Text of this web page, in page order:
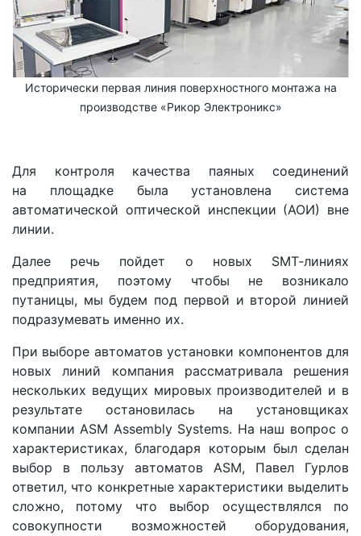
Исторически первая линия поверхностного монтажа на
производстве «Рикор Электроникс»
Для контроля качества паяных соединений
на площадке была установлена система
автоматической оптической инспекции (АОИ) вне
линии.
Далее речь пойдет о новых SMT‑линиях
предприятия, поэтому чтобы не возникало
путаницы, мы будем под первой и второй линией
подразумевать именно их.
При выборе автоматов установки компонентов для
новых линий компания рассматривала решения
нескольких ведущих мировых производителей и в
результате остановилась на установщиках
компании ASM Assembly Systems. На наш вопрос о
характеристиках, благодаря которым был сделан
выбор в пользу автоматов ASM, Павел Гурлов
ответил, что конкретные характеристики выделить
сложно, потому что выбор осуществлялся по
совокупности возможностей оборудования,